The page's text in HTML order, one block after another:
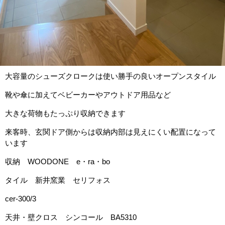
大容量のシューズクロークは使い勝手の良いオープンスタイル
靴や傘に加えてベビーカーやアウトドア用品など
大きな荷物もたっぷり収納できます
来客時、玄関ドア側からは収納内部は見えにくい配置になって
います
収納 WOODONE e・ra・bo
タイル 新井窯業 セリフォス
cer-300/3
天井・壁クロス シンコール BA5310